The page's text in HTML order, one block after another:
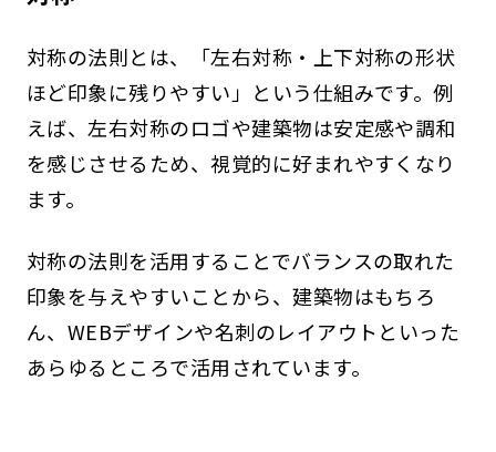
対称の法則とは、「左右対称・上下対称の形状
ほど印象に残りやすい」という仕組みです。例
えば、左右対称のロゴや建築物は安定感や調和
を感じさせるため、視覚的に好まれやすくなり
ます。
対称の法則を活用することでバランスの取れた
印象を与えやすいことから、建築物はもちろ
ん、WEBデザインや名刺のレイアウトといった
あらゆるところで活用されています。